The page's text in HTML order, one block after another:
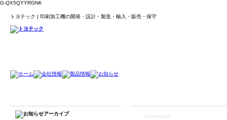
G-QX5QYYRGNK
トヨテック | 印刷加工機の開発・設計・製造・輸入・販売・保守
Information